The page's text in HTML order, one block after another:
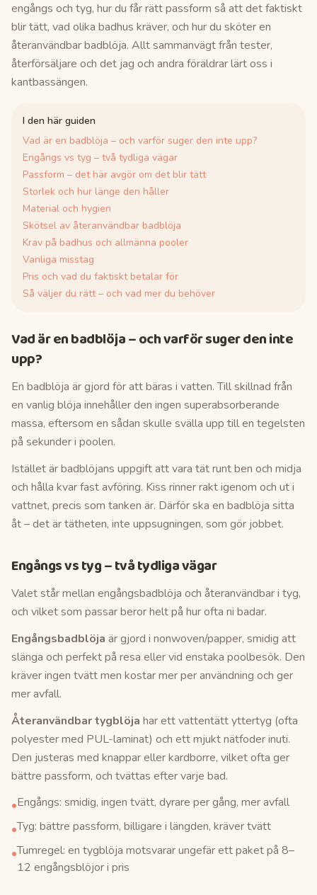
engångs och tyg, hur du får rätt passform så att det faktiskt
blir tätt, vad olika badhus kräver, och hur du sköter en
återanvändbar badblöja. Allt sammanvägt från tester,
återförsäljare och det jag och andra föräldrar lärt oss i
kantbassängen.
I den här guiden
Vad är en badblöja – och varför suger den inte upp?
Engångs vs tyg – två tydliga vägar
Passform – det här avgör om det blir tätt
Storlek och hur länge den håller
Material och hygien
Skötsel av återanvändbar badblöja
Krav på badhus och allmänna pooler
Vanliga misstag
Pris och vad du faktiskt betalar för
Så väljer du rätt – och vad mer du behöver
Vad är en badblöja – och varför suger den inte
upp?
En badblöja är gjord för att bäras i vatten. Till skillnad från
en vanlig blöja innehåller den ingen superabsorberande
massa, eftersom en sådan skulle svälla upp till en tegelsten
på sekunder i poolen.
Istället är badblöjans uppgift att vara tät runt ben och midja
och hålla kvar fast avföring. Kiss rinner rakt igenom och ut i
vattnet, precis som tanken är. Därför ska en badblöja sitta
åt – det är tätheten, inte uppsugningen, som gör jobbet.
Engångs vs tyg – två tydliga vägar
Valet står mellan engångsbadblöja och återanvändbar i tyg,
och vilket som passar beror helt på hur ofta ni badar.
Engångsbadblöja är gjord i nonwoven/papper, smidig att
slänga och perfekt på resa eller vid enstaka poolbesök. Den
kräver ingen tvätt men kostar mer per användning och ger
mer avfall.
Återanvändbar tygblöja har ett vattentätt yttertyg (ofta
polyester med PUL-laminat) och ett mjukt nätfoder inuti.
Den justeras med knappar eller kardborre, vilket ofta ger
bättre passform, och tvättas efter varje bad.
•Engångs: smidig, ingen tvätt, dyrare per gång, mer avfall
•Tyg: bättre passform, billigare i längden, kräver tvätt
•Tumregel: en tygblöja motsvarar ungefär ett paket på 8–
12 engångsblöjor i pris